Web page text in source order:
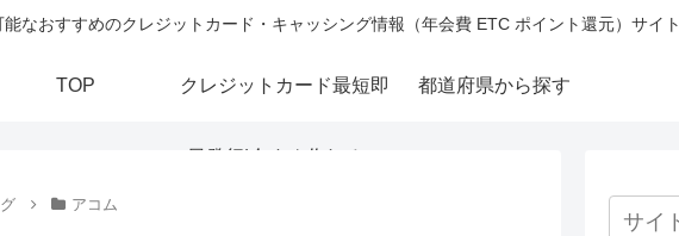
なおすすめのクレジットカード・キャッシング情報（年会費 ETC ポイント還元）サイト
TOP クレジットカード最短即
日発行|今すぐ作れる！
都道府県から探す
アコム